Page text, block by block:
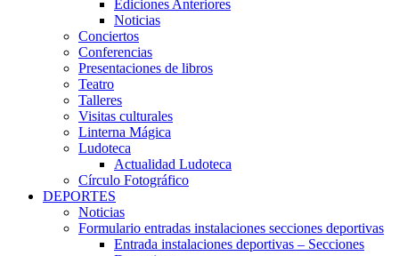
Ediciones Anteriores
Noticias
Conciertos
Conferencias
Presentaciones de libros
Teatro
Talleres
Visitas culturales
Linterna Mágica
Ludoteca
Actualidad Ludoteca
Círculo Fotográfico
DEPORTES
Noticias
Formulario entradas instalaciones secciones deportivas
Entrada instalaciones deportivas – Secciones